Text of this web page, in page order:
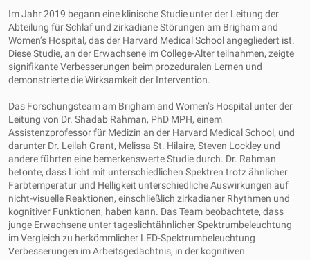
Im Jahr 2019 begann eine klinische Studie unter der Leitung der
Abteilung für Schlaf und zirkadiane Störungen am Brigham and
Women’s Hospital, das der Harvard Medical School angegliedert ist.
Diese Studie, an der Erwachsene im College-Alter teilnahmen, zeigte
signifikante Verbesserungen beim prozeduralen Lernen und
demonstrierte die Wirksamkeit der Intervention.
Das Forschungsteam am Brigham and Women’s Hospital unter der
Leitung von Dr. Shadab Rahman, PhD MPH, einem
Assistenzprofessor für Medizin an der Harvard Medical School, und
darunter Dr. Leilah Grant, Melissa St. Hilaire, Steven Lockley und
andere führten eine bemerkenswerte Studie durch. Dr. Rahman
betonte, dass Licht mit unterschiedlichen Spektren trotz ähnlicher
Farbtemperatur und Helligkeit unterschiedliche Auswirkungen auf
nicht-visuelle Reaktionen, einschließlich zirkadianer Rhythmen und
kognitiver Funktionen, haben kann. Das Team beobachtete, dass
junge Erwachsene unter tageslichtähnlicher Spektrumbeleuchtung
im Vergleich zu herkömmlicher LED-Spektrumbeleuchtung
Verbesserungen im Arbeitsgedächtnis, in der kognitiven